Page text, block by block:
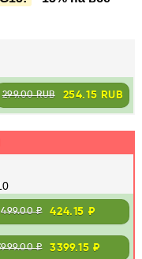
299.00 RUB 254.15 RUB
499.00 ₽ 424.15 ₽
₽ 3399.15 ₽